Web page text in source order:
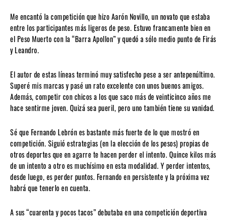
Me encantó la competición que hizo Aarón Novillo, un novato que estaba
entre los participantes más ligeros de peso. Estuvo francamente bien en
el Peso Muerto con la “Barra Apollon” y quedó a sólo medio punto de Firás
y Leandro.
El autor de estas líneas terminó muy satisfecho pese a ser antepenúltimo.
Superé mis marcas y pasé un rato excelente con unos buenos amigos.
Además, competir con chicos a los que saco más de veinticinco años me
hace sentirme joven. Quizá sea pueril, pero uno también tiene su vanidad.
Sé que Fernando Lebrón es bastante más fuerte de lo que mostró en
competición. Siguió estrategias (en la elección de los pesos) propias de
otros deportes que en agarre te hacen perder el intento. Quince kilos más
de un intento a otro es muchísimo en esta modalidad. Y perder intentos,
desde luego, es perder puntos. Fernando en persistente y la próxima vez
habrá que tenerlo en cuenta.
A sus “cuarenta y pocos tacos” debutaba en una competición deportiva